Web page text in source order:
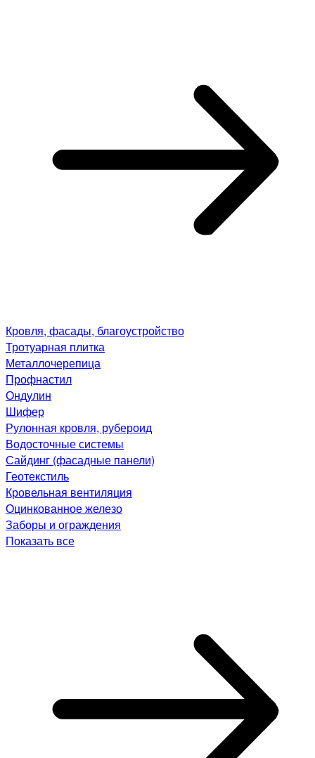
Кровля, фасады, благоустройство
Тротуарная плитка
Металлочерепица
Профнастил
Ондулин
Шифер
Рулонная кровля, рубероид
Водосточные системы
Сайдинг (фасадные панели)
Геотекстиль
Кровельная вентиляция
Оцинкованное железо
Заборы и ограждения
Показать все